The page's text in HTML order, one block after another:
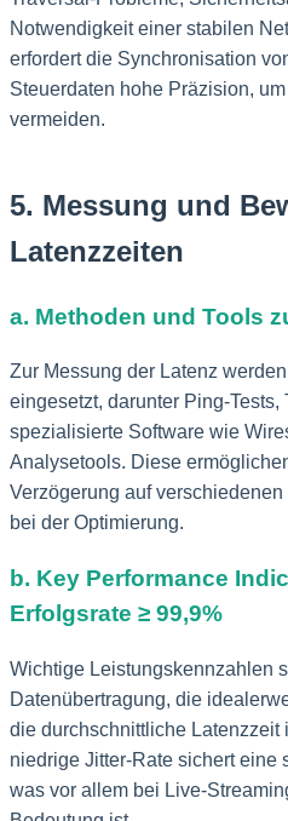
Notwendigkeit einer stabilen
erfordert die Synchronisation
Steuerdaten hohe Präzision,
vermeiden.
5. Messung und
Latenzzeiten
a. Methoden und Tools
Zur Messung der Latenz
eingesetzt, darunter Ping-Tests,
spezialisierte Software wie
Analysetools. Diese
Verzögerung auf
bei der Optimierung.
b. Key Performance
Erfolgsrate ≥ 99,9%
Wichtige Leistungskennzahlen
Datenübertragung, die
die durchschnittliche
niedrige Jitter-Rate sichert eine
was vor allem bei Live-